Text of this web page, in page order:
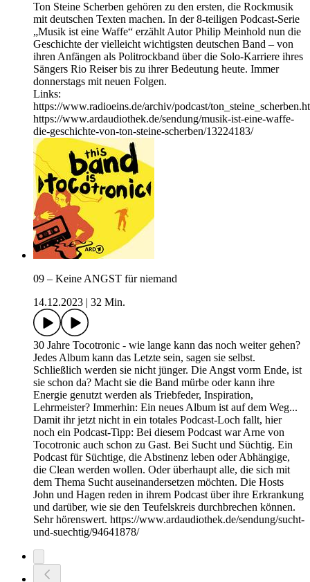
Ton Steine Scherben gehören zu den ersten, die Rockmusik
mit deutschen Texten machen. In der 8-teiligen Podcast-Serie
„Musik ist eine Waffe“ erzählt Autor Philip Meinhold nun die
Geschichte der vielleicht wichtigsten deutschen Band – von
ihren Anfängen als Politrockband über die Solo-Karriere ihres
Sängers Rio Reiser bis zu ihrer Bedeutung heute. Immer
donnerstags mit neuen Folgen.
Links:
https://www.radioeins.de/archiv/podcast/
https://www.ardaudiothek.de/sendung/musik-ist-eine-waffe-
die-geschichte-von-ton-steine-scherben/13224183/
09 – Keine ANGST für niemand
14.12.2023
32 Min.
30 Jahre Tocotronic - wie lange kann das noch weiter gehen?
Jedes Album kann das Letzte sein, sagen sie selbst.
Schließlich werden sie nicht jünger. Die Angst vorm Ende, ist
sie schon da? Macht sie die Band mürbe oder kann ihre
Energie genutzt werden als Triebfeder, Inspiration,
Lehrmeister? Immerhin: Ein neues Album ist auf dem Weg...
Damit ihr jetzt nicht in ein totales Podcast-Loch fallt, hier
noch ein Podcast-Tipp: Bei diesem Podcast war Arne von
Tocotronic auch schon zu Gast. Bei Sucht und Süchtig. Ein
Podcast für Süchtige, die Abstinenz leben oder Abhängige,
die Clean werden wollen. Oder überhaupt alle, die sich mit
dem Thema Sucht auseinandersetzen möchten. Die Hosts
John und Hagen reden in ihrem Podcast über ihre Erkrankung
und darüber, wie sie den Teufelskreis durchbrechen können.
Sehr hörenswert. https://www.ardaudiothek.de/sendung/sucht-
und-suechtig/94641878/